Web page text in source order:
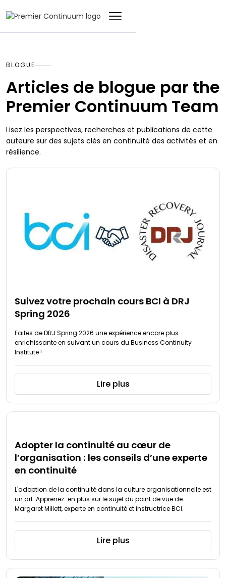
BLOGUE
Articles de blogue par the
Premier Continuum Team
Lisez les perspectives, recherches et publications de cette
auteure sur des sujets clés en continuité des activités et en
résilience.
Suivez votre prochain cours BCI à DRJ
Spring 2026
Faites de DRJ Spring 2026 une expérience encore plus
enrichissante en suivant un cours du Business Continuity
Institute !
Lire plus
Adopter la continuité au cœur de
l’organisation : les conseils d’une experte
en continuité
L'adoption de la continuité dans la culture organisationnelle est
un art. Apprenez-en plus sur le sujet du point de vue de
Margaret Millett, experte en continuité et instructrice BCI.
Lire plus